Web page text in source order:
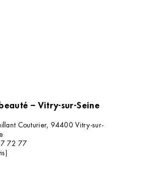
– Vitry-sur-Seine
Couturier, 94400 Vitry-sur-
72 77